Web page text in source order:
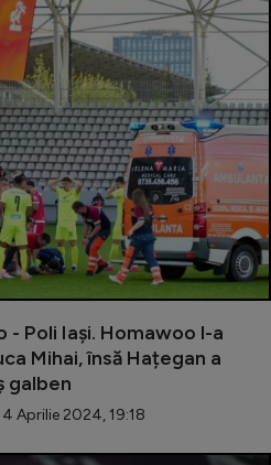
- Poli Iași. Homawoo l-a
Mihai, însă Hațegan a
galben
Aprilie 2024, 19:18